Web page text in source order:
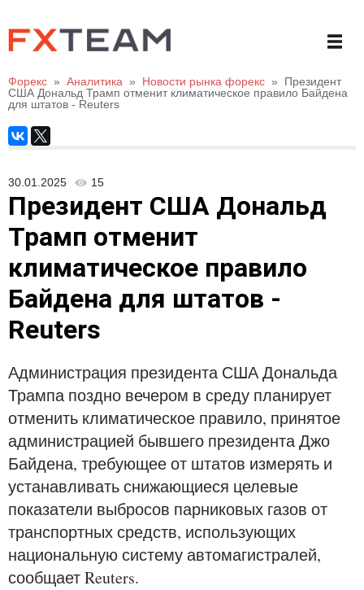
Форекс » Аналитика » Новости рынка форекс »
Президент
США Дональд Трамп отменит климатическое правило Байдена
для штатов - Reuters
30.01.2025 15
Президент США Дональд
Трамп отменит
климатическое правило
Байдена для штатов -
Reuters
Администрация президента США Дональда
Трампа поздно вечером в среду планирует
отменить климатическое правило, принятое
администрацией бывшего президента Джо
Байдена, требующее от штатов измерять и
устанавливать снижающиеся целевые
показатели выбросов парниковых газов от
транспортных средств, использующих
национальную систему автомагистралей,
сообщает Reuters.